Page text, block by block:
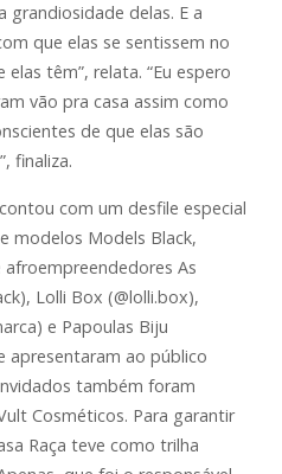
grandiosidade delas. E a
que elas se sentissem no
têm”, relata. “Eu espero
vão pra casa assim como
de que elas são
finaliza.
com um desfile especial
modelos Models Black,
As
Lolli Box (@lolli.box),
e Papoulas Biju
apresentaram ao público
também foram
Cosméticos. Para garantir
Raça teve como trilha